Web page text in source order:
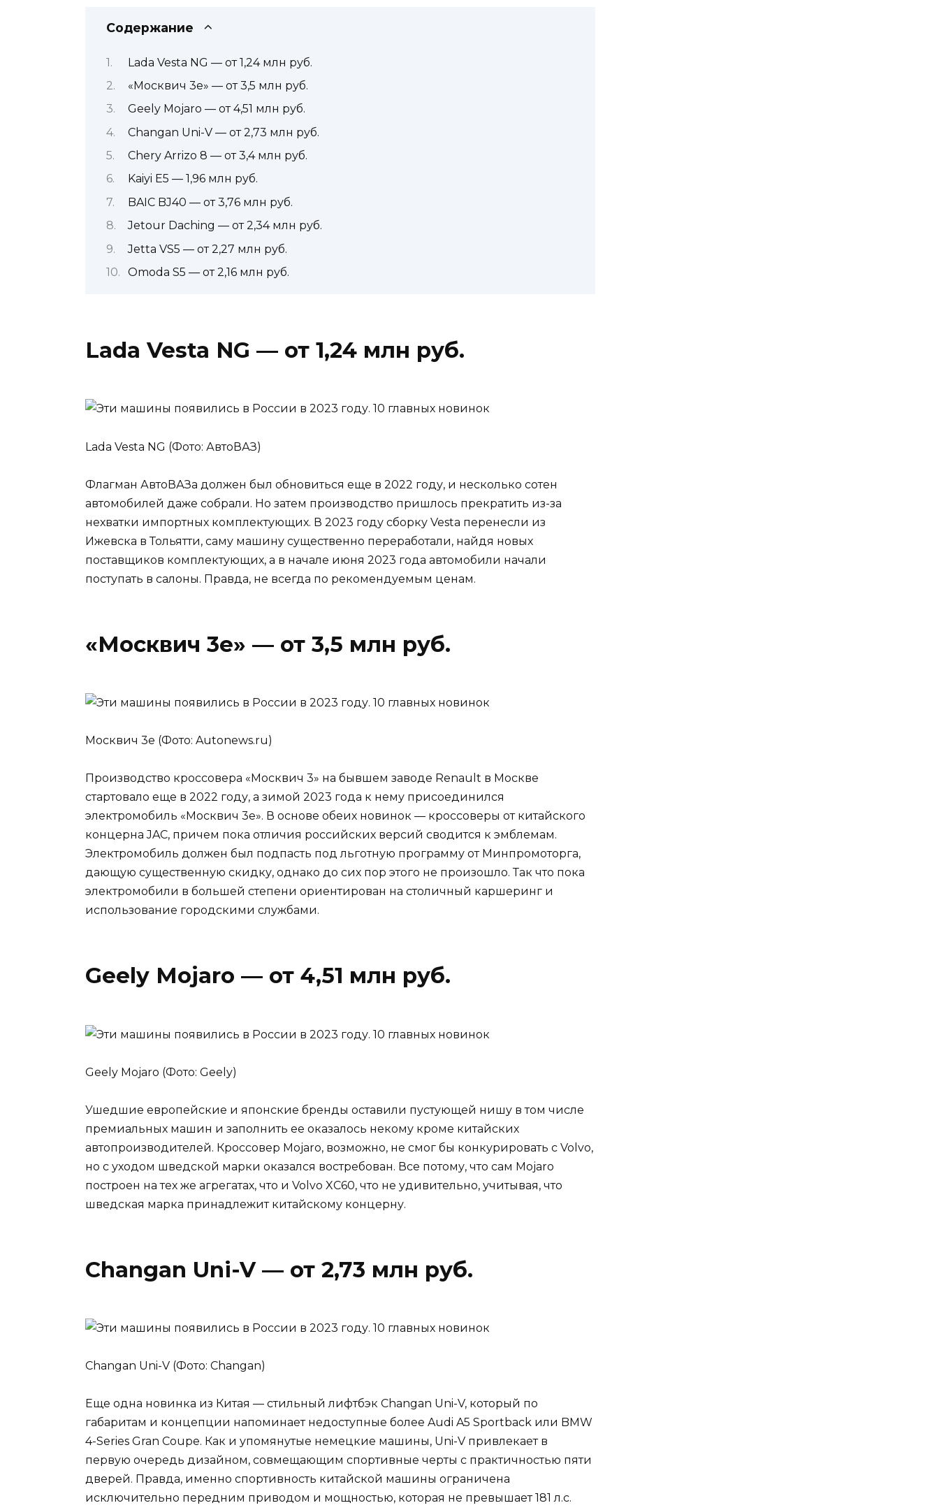
Содержание
Lada Vesta NG — от 1,24 млн руб.
«Москвич 3е» — от 3,5 млн руб.
Geely Mojaro — от 4,51 млн руб.
Changan Uni-V — от 2,73 млн руб.
Chery Arrizo 8 — от 3,4 млн руб.
Kaiyi E5 — 1,96 млн руб.
BAIC BJ40 — от 3,76 млн руб.
Jetour Daching — от 2,34 млн руб.
Jetta VS5 — от 2,27 млн руб.
Omoda S5 — от 2,16 млн руб.
Lada Vesta NG — от 1,24 млн руб.
Lada Vesta NG (Фото: АвтоВАЗ)
Флагман АвтоВАЗа должен был обновиться еще в 2022 году, и несколько сотен
автомобилей даже собрали. Но затем производство пришлось прекратить из-за
нехватки импортных комплектующих. В 2023 году сборку Vesta перенесли из
Ижевска в Тольятти, саму машину существенно переработали, найдя новых
поставщиков комплектующих, а в начале июня 2023 года автомобили начали
поступать в салоны. Правда, не всегда по рекомендуемым ценам.
«Москвич 3е» — от 3,5 млн руб.
Москвич 3е (Фото: Autonews.ru)
Производство кроссовера «Москвич 3» на бывшем заводе Renault в Москве
стартовало еще в 2022 году, а зимой 2023 года к нему присоединился
электромобиль «Москвич 3е». В основе обеих новинок — кроссоверы от китайского
концерна JAC, причем пока отличия российских версий сводится к эмблемам.
Электромобиль должен был подпасть под льготную программу от Минпромоторга,
дающую существенную скидку, однако до сих пор этого не произошло. Так что пока
электромобили в большей степени ориентирован на столичный каршеринг и
использование городскими службами.
Geely Mojaro — от 4,51 млн руб.
Geely Mojaro (Фото: Geely)
Ушедшие европейские и японские бренды оставили пустующей нишу в том числе
премиальных машин и заполнить ее оказалось некому кроме китайских
автопроизводителей. Кроссовер Mojaro, возможно, не смог бы конкурировать с Volvo,
но с уходом шведской марки оказался востребован. Все потому, что сам Mojaro
построен на тех же агрегатах, что и Volvo XC60, что не удивительно, учитывая, что
шведская марка принадлежит китайскому концерну.
Changan Uni-V — от 2,73 млн руб.
Changan Uni-V (Фото: Changan)
Еще одна новинка из Китая — стильный лифтбэк Changan Uni-V, который по
габаритам и концепции напоминает недоступные более Audi A5 Sportback или BMW
4-Series Gran Coupe. Как и упомянутые немецкие машины, Uni-V привлекает в
первую очередь дизайном, совмещающим спортивные черты с практичностью пяти
дверей. Правда, именно спортивность китайской машины ограничена
исключительно передним приводом и мощностью, которая не превышает 181 л.с.